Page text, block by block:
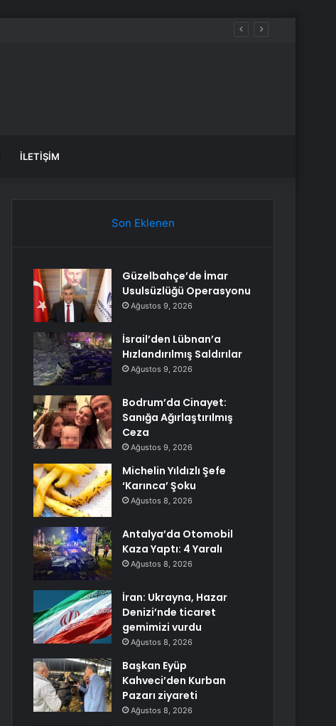
İLETIŞIM
Son Eklenen
Güzelbahçe’de İmar
Usulsüzlüğü Operasyonu
Ağustos 9, 2026
İsrail’den Lübnan’a
Hızlandırılmış Saldırılar
Ağustos 9, 2026
Bodrum’da Cinayet:
Sanığa Ağırlaştırılmış
Ceza
Ağustos 9, 2026
Michelin Yıldızlı Şefe
‘Karınca’ Şoku
Ağustos 8, 2026
Antalya’da Otomobil
Kaza Yaptı: 4 Yaralı
Ağustos 8, 2026
İran: Ukrayna, Hazar
Denizi’nde ticaret
gemimizi vurdu
Ağustos 8, 2026
Başkan Eyüp
Kahveci’den Kurban
Pazarı ziyareti
Ağustos 8, 2026